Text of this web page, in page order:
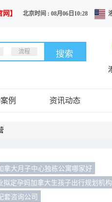
】 北京时间 : 08月06日10:28
流程
例 资讯动态
拿大月子中心独栋公寓哪家好
拟定孕妈加拿大生孩子出行规划机构
套咨询公司